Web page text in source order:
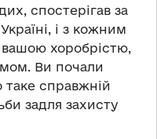
спостерігав за
і з кожним
хоробрістю,
Ви почали
таке справжній
задля захисту